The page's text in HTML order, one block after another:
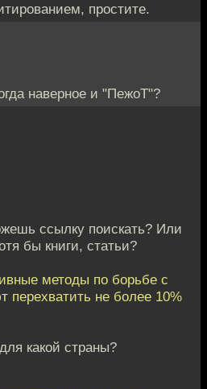
простите.
наверное и "ПежоТ"?
ссылку поискать? Или
бы книги, статьи?
методы по борьбе с
перехватить не более 10%
какой страны?